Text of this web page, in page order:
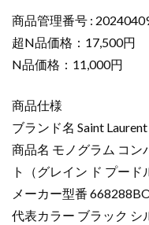
財
布
コ
ピ
モ
ノ
グ
ラ
ム
コ
商品管理番号 :
超N品価格：17,500円
N品価格：11,000円
商品仕様
ブランド名 Saint
商品名 モノグラム コン
ト（グレイン ド プード
メーカー型番
代表カラー ブラック シ